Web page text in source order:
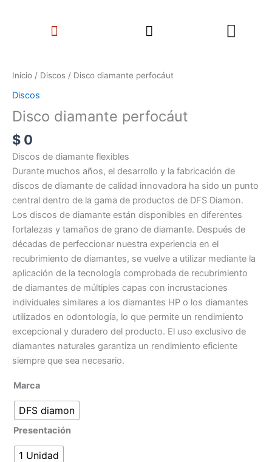
Menu Search
Inicio / Discos / Disco diamante perfocáut
Discos
Disco diamante perfocáut
$ 0
Discos de diamante flexibles
Durante muchos años, el desarrollo y la fabricación de
discos de diamante de calidad innovadora ha sido un punto
central dentro de la gama de productos de DFS Diamon.
Los discos de diamante están disponibles en diferentes
fortalezas y tamaños de grano de diamante. Después de
décadas de perfeccionar nuestra experiencia en el
recubrimiento de diamantes, se vuelve a utilizar mediante la
aplicación de la tecnología comprobada de recubrimiento
de diamantes de múltiples capas con incrustaciones
individuales similares a los diamantes HP o los diamantes
utilizados en odontología, lo que permite un rendimiento
excepcional y duradero del producto. El uso exclusivo de
diamantes naturales garantiza un rendimiento eficiente
siempre que sea necesario.
Marca
DFS diamon
Presentación
1 Unidad
diamante
cantidad